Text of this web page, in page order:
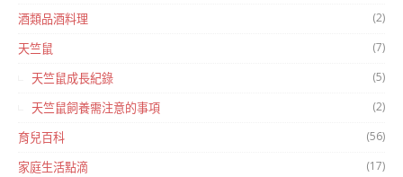
酒類品酒料理 (2)
天竺鼠 (7)
天竺鼠成長紀錄 (5)
天竺鼠飼養需注意的事項 (2)
育兒百科 (56)
家庭生活點滴 (17)